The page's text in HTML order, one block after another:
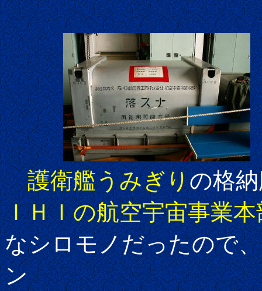
護衛艦うみぎりの格
ＩＨＩの航空宇宙事業本
なシロモノだったので
ン